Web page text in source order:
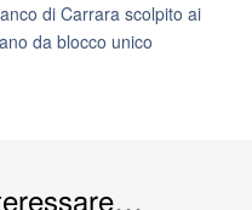
di Carrara scolpito ai
da blocco unico